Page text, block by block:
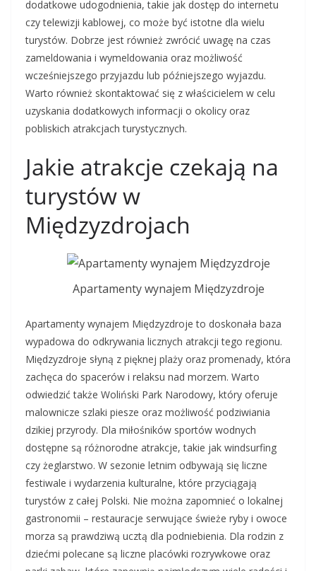
dodatkowe udogodnienia, takie jak dostęp do internetu
czy telewizji kablowej, co może być istotne dla wielu
turystów. Dobrze jest również zwrócić uwagę na czas
zameldowania i wymeldowania oraz możliwość
wcześniejszego przyjazdu lub późniejszego wyjazdu.
Warto również skontaktować się z właścicielem w celu
uzyskania dodatkowych informacji o okolicy oraz
pobliskich atrakcjach turystycznych.
Jakie atrakcje czekają na
turystów w
Międzyzdrojach
Apartamenty wynajem Międzyzdroje
Apartamenty wynajem Międzyzdroje to doskonała baza
wypadowa do odkrywania licznych atrakcji tego regionu.
Międzyzdroje słyną z pięknej plaży oraz promenady, która
zachęca do spacerów i relaksu nad morzem. Warto
odwiedzić także Woliński Park Narodowy, który oferuje
malownicze szlaki piesze oraz możliwość podziwiania
dzikiej przyrody. Dla miłośników sportów wodnych
dostępne są różnorodne atrakcje, takie jak windsurfing
czy żeglarstwo. W sezonie letnim odbywają się liczne
festiwale i wydarzenia kulturalne, które przyciągają
turystów z całej Polski. Nie można zapomnieć o lokalnej
gastronomii – restauracje serwujące świeże ryby i owoce
morza są prawdziwą ucztą dla podniebienia. Dla rodzin z
dziećmi polecane są liczne placówki rozrywkowe oraz